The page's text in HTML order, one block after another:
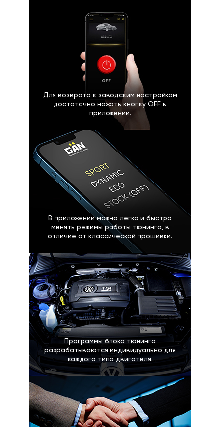
Для возврата к заводским настройкам
достаточно нажать кнопку OFF в
приложении.
В приложении можно легко и быстро
менять режимы работы тюнинга, в
отличие от классической прошивки.
Программы блока тюнинга
разрабатываются индивидуально для
каждого типа двигателя.